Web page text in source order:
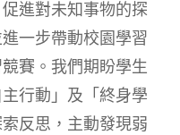
進對未知事物的探
一步帶動校園學習
賽。我們期盼學生
行動」及「終身學
反思，主動發現弱